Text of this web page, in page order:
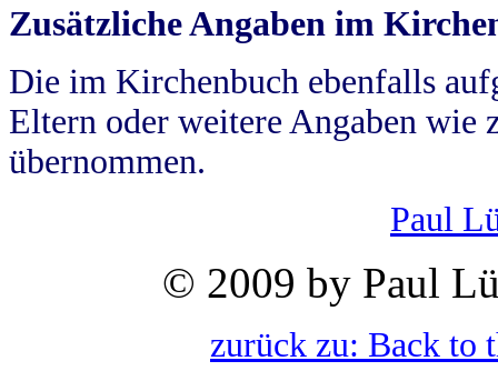
Zusätzliche Angaben im
Die im Kirchenbuch ebenfalls
Eltern oder weitere Angaben wie
übernommen.
Paul
© 2009 by Paul
zurück zu: Back to